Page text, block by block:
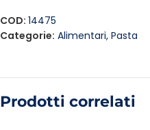
COD: 14475
Categorie: Alimentari, Pasta
Prodotti correlati